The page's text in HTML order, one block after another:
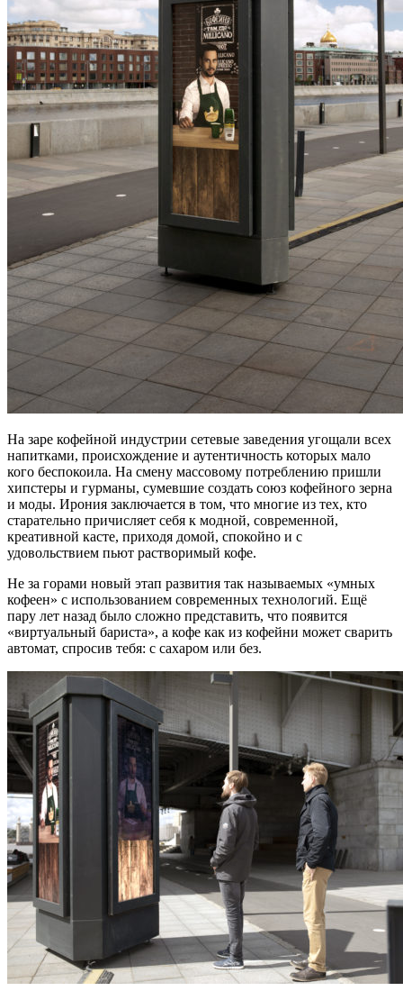
На заре кофейной индустрии сетевые заведения угощали всех
напитками, происхождение и аутентичность которых мало
кого беспокоила. На смену массовому потреблению пришли
хипстеры и гурманы, сумевшие создать союз кофейного зерна
и моды. Ирония заключается в том, что многие из тех, кто
старательно причисляет себя к модной, современной,
креативной касте, приходя домой, спокойно и с
удовольствием пьют растворимый кофе.
Не за горами новый этап развития так называемых «умных
кофеен» с использованием современных технологий. Ещё
пару лет назад было сложно представить, что появится
«виртуальный бариста», а кофе как из кофейни может сварить
автомат, спросив тебя: с сахаром или без.